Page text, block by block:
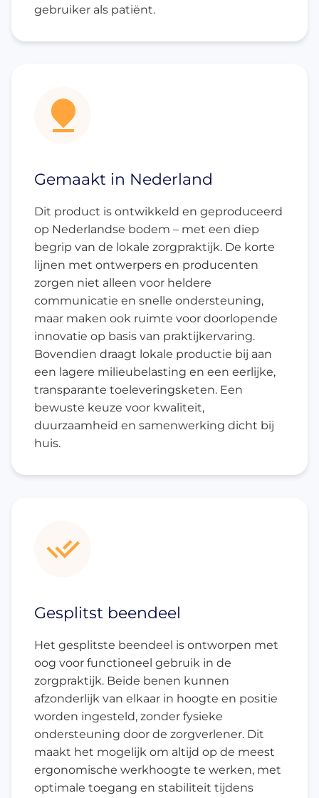
gebruiker als patiënt.
Gemaakt in Nederland
Dit product is ontwikkeld en geproduceerd
op Nederlandse bodem – met een diep
begrip van de lokale zorgpraktijk. De korte
lijnen met ontwerpers en producenten
zorgen niet alleen voor heldere
communicatie en snelle ondersteuning,
maar maken ook ruimte voor doorlopende
innovatie op basis van praktijkervaring.
Bovendien draagt lokale productie bij aan
een lagere milieubelasting en een eerlijke,
transparante toeleveringsketen. Een
bewuste keuze voor kwaliteit,
duurzaamheid en samenwerking dicht bij
huis.
Gesplitst beendeel
Het gesplitste beendeel is ontworpen met
oog voor functioneel gebruik in de
zorgpraktijk. Beide benen kunnen
afzonderlijk van elkaar in hoogte en positie
worden ingesteld, zonder fysieke
ondersteuning door de zorgverlener. Dit
maakt het mogelijk om altijd op de meest
ergonomische werkhoogte te werken, met
optimale toegang en stabiliteit tijdens